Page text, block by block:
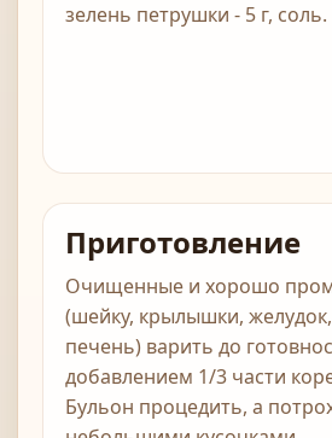
зелень петрушки - 5 г, соль.
Приготовление
Очищенные и хорошо
(шейку, крылышки,
печень) варить до
добавлением 1/3 части
Бульон процедить, а